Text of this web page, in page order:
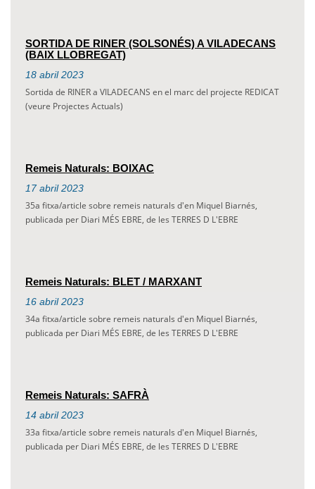
SORTIDA DE RINER (SOLSONÉS) A VILADECANS
(BAIX LLOBREGAT)
18 abril 2023
Sortida de RINER a VILADECANS en el marc del projecte REDICAT
(veure Projectes Actuals)
Remeis Naturals: BOIXAC
17 abril 2023
35a fitxa/article sobre remeis naturals d'en Miquel Biarnés,
publicada per Diari MÉS EBRE, de les TERRES D L'EBRE
Remeis Naturals: BLET / MARXANT
16 abril 2023
34a fitxa/article sobre remeis naturals d'en Miquel Biarnés,
publicada per Diari MÉS EBRE, de les TERRES D L'EBRE
Remeis Naturals: SAFRÀ
14 abril 2023
33a fitxa/article sobre remeis naturals d'en Miquel Biarnés,
publicada per Diari MÉS EBRE, de les TERRES D L'EBRE